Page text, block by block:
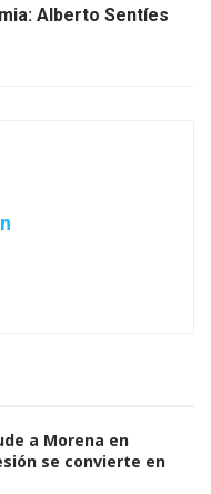
Alberto Sentíes
a Morena en
se convierte en